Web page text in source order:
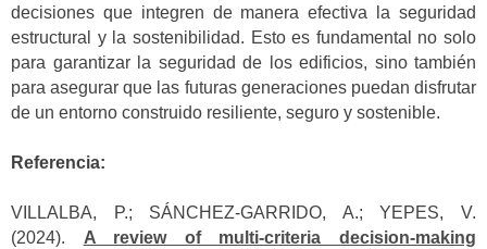
decisiones que integren de manera efectiva la seguridad
estructural y la sostenibilidad. Esto es fundamental no solo
para garantizar la seguridad de los edificios, sino también
para asegurar que las futuras generaciones puedan disfrutar
de un entorno construido resiliente, seguro y sostenible.
Referencia:
VILLALBA, P.; SÁNCHEZ-GARRIDO, A.; YEPES, V.
(2024). A review of multi-criteria decision-making